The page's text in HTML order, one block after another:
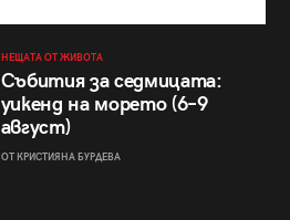
НЕЩАТА ОТ ЖИВОТА
Събития за седмицата:
уикенд на морето (6–9
август)
ОТ КРИСТИЯНА БУРДЕВА